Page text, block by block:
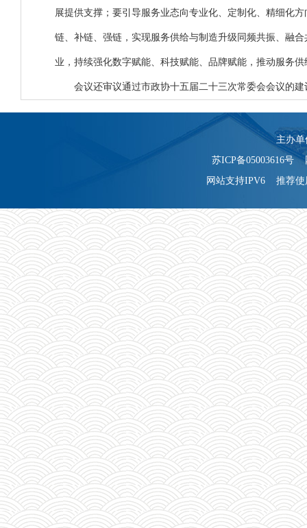
展提供支撑；要引导服务业态向专业化、定制化、精细化
链、补链、强链，实现服务供给与制造升级同频共振、融
业，持续强化数字赋能、科技赋能、品牌赋能，推动服务
会议还审议通过市政协十五届二十三次常委会会议的
主办
苏ICP备05003616号
网站支持IPV6 推荐使